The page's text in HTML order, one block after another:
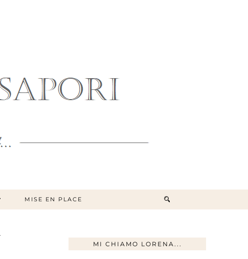
MISE EN PLACE
MI CHIAMO LORENA...